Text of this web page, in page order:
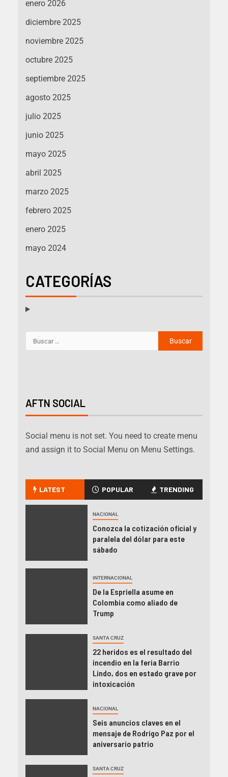
enero 2026
diciembre 2025
noviembre 2025
octubre 2025
septiembre 2025
agosto 2025
julio 2025
junio 2025
mayo 2025
abril 2025
marzo 2025
febrero 2025
enero 2025
mayo 2024
CATEGORÍAS
AFTN SOCIAL
Social menu is not set. You need to create menu
and assign it to Social Menu on Menu Settings.
LATEST POPULAR TRENDING
NACIONAL
Conozca la cotización oficial y
paralela del dólar para este
sábado
INTERNACIONAL
De la Espriella asume en
Colombia como aliado de
Trump
SANTA CRUZ
22 heridos es el resultado del
incendio en la feria Barrio
Lindo, dos en estado grave por
intoxicación
NACIONAL
Seis anuncios claves en el
mensaje de Rodrigo Paz por el
aniversario patrio
SANTA CRUZ